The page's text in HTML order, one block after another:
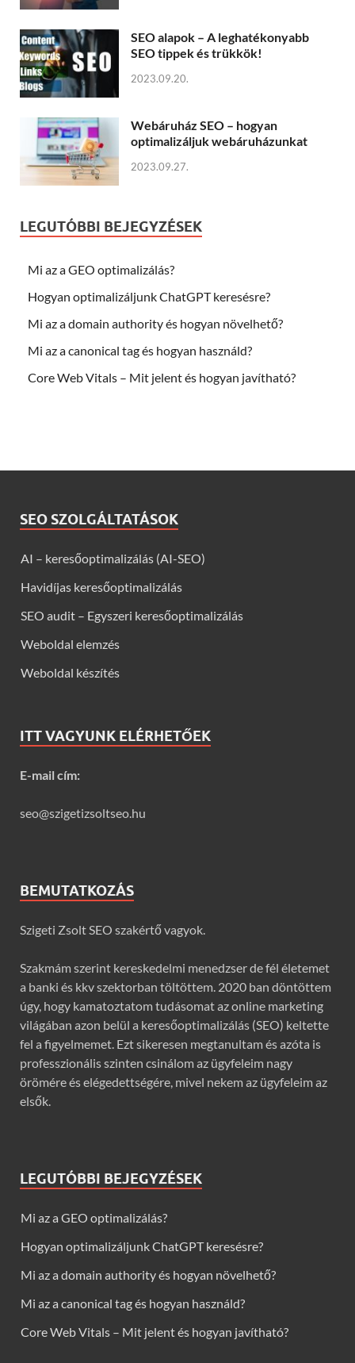
SEO alapok – A leghatékonyabb
SEO tippek és trükkök!
2023.09.20.
Webáruház SEO – hogyan
optimalizáljuk webáruházunkat
2023.09.27.
LEGUTÓBBI BEJEGYZÉSEK
Mi az a GEO optimalizálás?
Hogyan optimalizáljunk ChatGPT keresésre?
Mi az a domain authority és hogyan növelhető?
Mi az a canonical tag és hogyan használd?
Core Web Vitals – Mit jelent és hogyan javítható?
SEO SZOLGÁLTATÁSOK
AI – keresőoptimalizálás (AI-SEO)
Havidíjas keresőoptimalizálás
SEO audit – Egyszeri keresőoptimalizálás
Weboldal elemzés
Weboldal készítés
ITT VAGYUNK ELÉRHETŐEK
E-mail cím:
seo@szigetizsoltseo.hu
BEMUTATKOZÁS
Szigeti Zsolt SEO szakértő vagyok.
Szakmám szerint kereskedelmi menedzser de fél életemet
a banki és kkv szektorban töltöttem. 2020 ban döntöttem
úgy, hogy kamatoztatom tudásomat az online marketing
világában azon belül a keresőoptimalizálás (SEO) keltette
fel a figyelmemet. Ezt sikeresen megtanultam és azóta is
professzionális szinten csinálom az ügyfeleim nagy
örömére és elégedettségére, mivel nekem az ügyfeleim az
elsők.
LEGUTÓBBI BEJEGYZÉSEK
Mi az a GEO optimalizálás?
Hogyan optimalizáljunk ChatGPT keresésre?
Mi az a domain authority és hogyan növelhető?
Mi az a canonical tag és hogyan használd?
Core Web Vitals – Mit jelent és hogyan javítható?